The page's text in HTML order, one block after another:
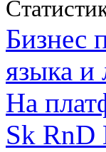
Бизнес
языка
На
Sk RnD